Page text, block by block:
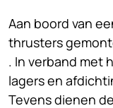
Aan boord van
thrusters
. In verband met
lagers en
Tevens dienen